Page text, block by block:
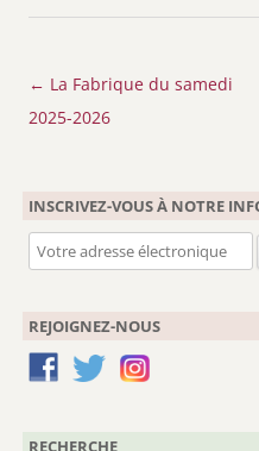
Navigation
des
← La Fabrique du samedi
2025-2026
INSCRIVEZ-VOUS À NOTRE
REJOIGNEZ-NOUS
RECHERCHE